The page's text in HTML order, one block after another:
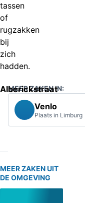
tassen
of
rugzakken
bij
zich
hadden.
Alberickstraat
MEER ZAKEN IN:
Venlo
Plaats in Limburg
MEER ZAKEN UIT
DE OMGEVING